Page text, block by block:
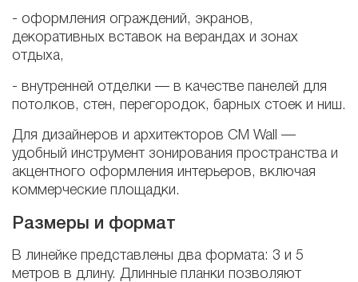
- оформления ограждений, экранов,
декоративных вставок на верандах и зонах
отдыха,
- внутренней отделки — в качестве панелей для
потолков, стен, перегородок, барных стоек и ниш.
Для дизайнеров и архитекторов CM Wall —
удобный инструмент зонирования пространства и
акцентного оформления интерьеров, включая
коммерческие площадки.
Размеры и формат
В линейке представлены два формата: 3 и 5
метров в длину. Длинные планки позволяют